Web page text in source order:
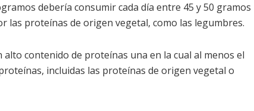
debería consumir cada día entre 45 y 50 gramos
las proteínas de origen vegetal, como las legumbres.
contenido de proteínas una en la cual al menos el
incluidas las proteínas de origen vegetal o